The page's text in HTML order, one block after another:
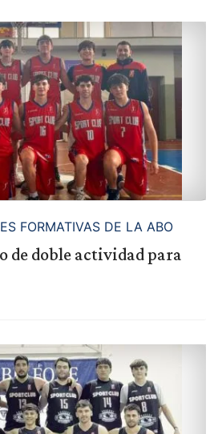
FORMATIVAS DE LA ABO
de doble actividad para